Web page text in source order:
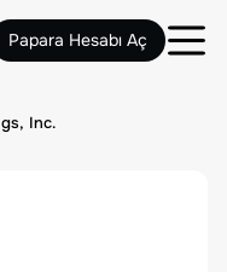
Papara Hesabı Aç
Inc.